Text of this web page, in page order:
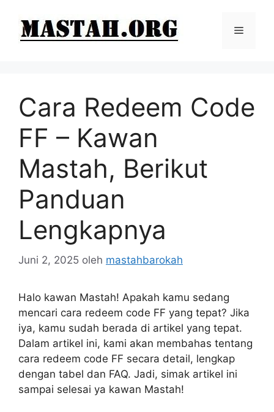
Menu
Cara Redeem Code
FF – Kawan
Mastah, Berikut
Panduan
Lengkapnya
Juni 2, 2025 oleh mastahbarokah
Halo kawan Mastah! Apakah kamu sedang
mencari cara redeem code FF yang tepat? Jika
iya, kamu sudah berada di artikel yang tepat.
Dalam artikel ini, kami akan membahas tentang
cara redeem code FF secara detail, lengkap
dengan tabel dan FAQ. Jadi, simak artikel ini
sampai selesai ya kawan Mastah!